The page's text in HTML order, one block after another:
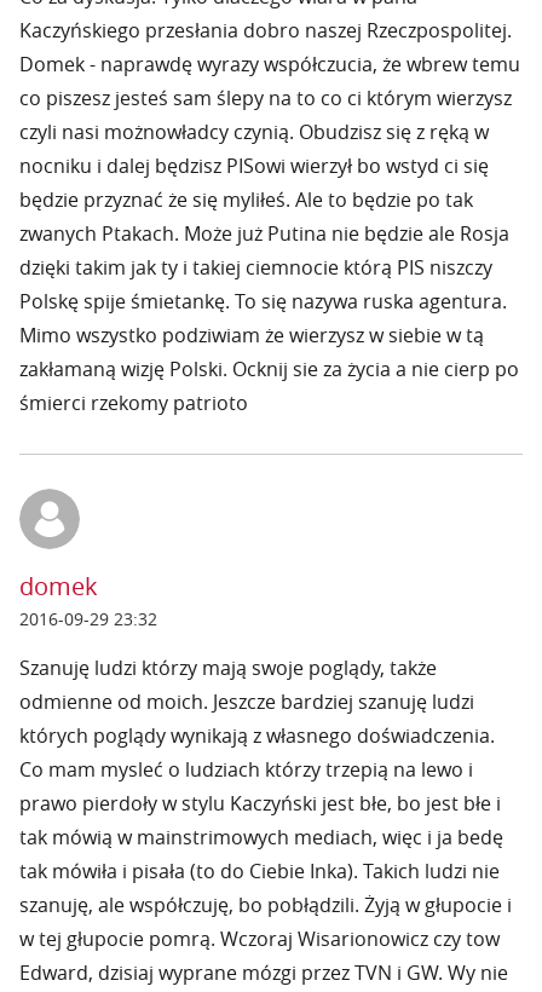
Kaczyńskiego przesłania dobro naszej Rzeczpospolitej.
Domek - naprawdę wyrazy współczucia, że wbrew temu
co piszesz jesteś sam ślepy na to co ci którym wierzysz
czyli nasi możnowładcy czynią. Obudzisz się z ręką w
nocniku i dalej będzisz PISowi wierzył bo wstyd ci się
będzie przyznać że się myliłeś. Ale to będzie po tak
zwanych Ptakach. Może już Putina nie będzie ale Rosja
dzięki takim jak ty i takiej ciemnocie którą PIS niszczy
Polskę spije śmietankę. To się nazywa ruska agentura.
Mimo wszystko podziwiam że wierzysz w siebie w tą
zakłamaną wizję Polski. Ocknij sie za życia a nie cierp po
śmierci rzekomy patrioto
domek
2016-09-29 23:32
Szanuję ludzi którzy mają swoje poglądy, także
odmienne od moich. Jeszcze bardziej szanuję ludzi
których poglądy wynikają z własnego doświadczenia.
Co mam mysleć o ludziach którzy trzepią na lewo i
prawo pierdoły w stylu Kaczyński jest błe, bo jest błe i
tak mówią w mainstrimowych mediach, więc i ja bedę
tak mówiła i pisała (to do Ciebie Inka). Takich ludzi nie
szanuję, ale współczuję, bo pobłądzili. Żyją w głupocie i
w tej głupocie pomrą. Wczoraj Wisarionowicz czy tow
Edward, dzisiaj wyprane mózgi przez TVN i GW. Wy nie